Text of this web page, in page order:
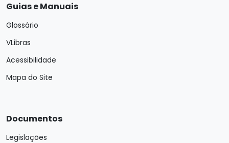
Guias e Manuais
Glossário
VLibras
Acessibilidade
Mapa do Site
Documentos
Legislações